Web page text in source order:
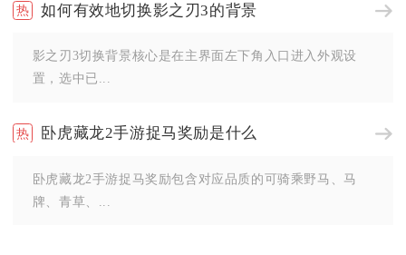
如何有效地切换影之刃3的背景
影之刃3切换背景核心是在主界面左下角入口进入外观设
置，选中已...
卧虎藏龙2手游捉马奖励是什么
卧虎藏龙2手游捉马奖励包含对应品质的可骑乘野马、马
牌、青草、...